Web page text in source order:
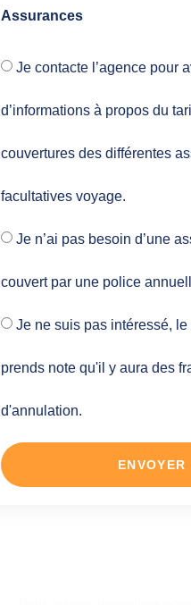
Assurances
Je contacte l’agence pour
d’informations à propos du
couvertures des différentes
facultatives voyage.
Je n’ai pas besoin d’une
couvert par une police
Je ne suis pas intéressé,
prends note qu'il y aura des
d'annulation.
ENVOYER